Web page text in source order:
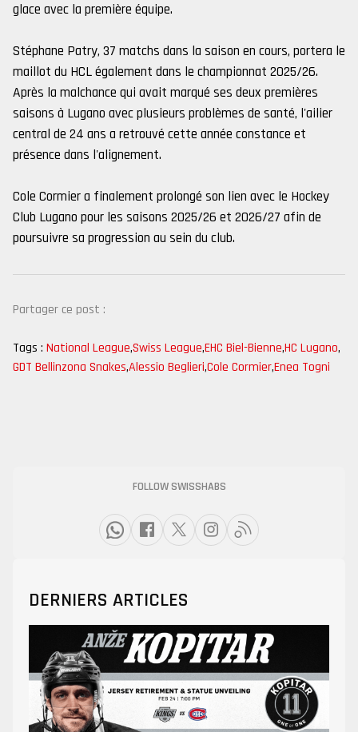
glace avec la première équipe.
Stéphane Patry, 37 matchs dans la saison en cours, portera le
maillot du HCL également dans le championnat 2025/26.
Après la malchance qui avait marqué ses deux premières
saisons à Lugano avec plusieurs problèmes de santé, l'ailier
central de 24 ans a retrouvé cette année constance et
présence dans l'alignement.
Cole Cormier a finalement prolongé son lien avec le Hockey
Club Lugano pour les saisons 2025/26 et 2026/27 afin de
poursuivre sa progression au sein du club.
Partager ce post :
Tags : National League,Swiss League,EHC Biel-Bienne,HC Lugano,
GDT Bellinzona Snakes,Alessio Beglieri,Cole Cormier,Enea Togni
FOLLOW SWISSHABS
DERNIERS ARTICLES